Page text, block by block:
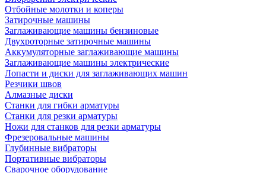
Отбойные молотки и коперы
Затирочные машины
Заглаживающие машины бензиновые
Двухроторные затирочные машины
Аккумуляторные заглаживающие машины
Заглаживающие машины электрические
Лопасти и диски для заглаживающих машин
Резчики швов
Алмазные диски
Станки для гибки арматуры
Станки для резки арматуры
Ножи для станков для резки арматуры
Фрезеровальные машины
Глубинные вибраторы
Портативные вибраторы
Сварочное оборудование